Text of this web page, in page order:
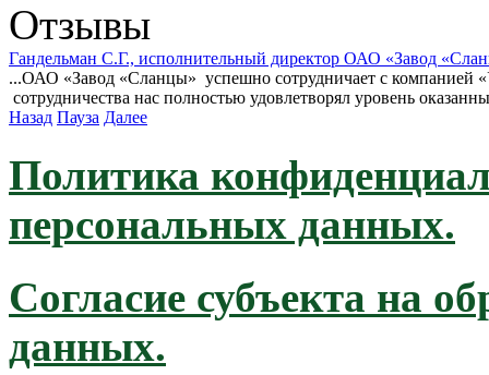
Отзывы
Гандельман С.Г., исполнительный директор ОАО «Завод
...ОАО «Завод «Сланцы» успешно сотрудничает с компанией
сотрудничества нас полностью удовлетворял уровень
Назад Пауза Далее
Политика
персональных данных.
Согласие субъекта на
данных.